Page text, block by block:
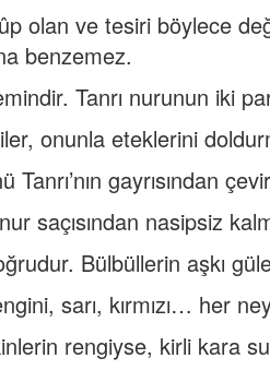
olan ve tesiri böylece
benzemez.
Tanrı nurunun iki
onunla eteklerini
Tanrı’nın gayrısından
saçısından nasipsiz
Bülbüllerin aşkı
sarı, kırmızı… her
rengiyse, kirli kara